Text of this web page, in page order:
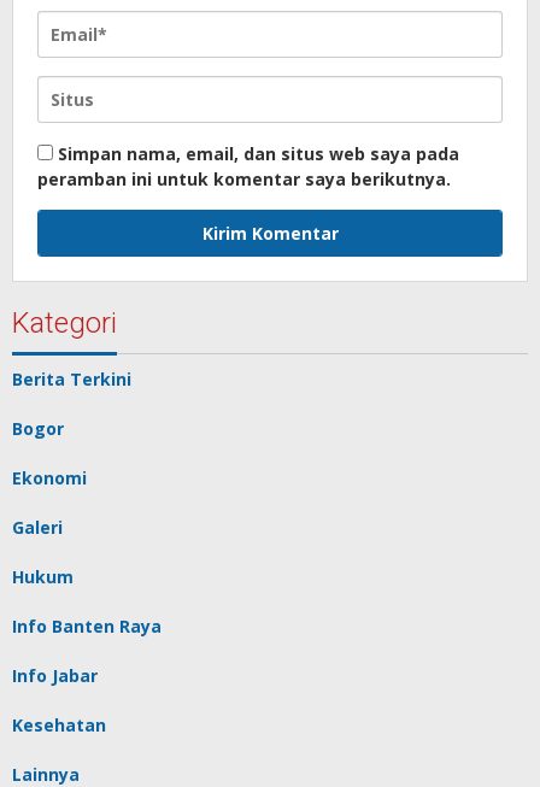
Simpan nama, email, dan situs web saya pada
peramban ini untuk komentar saya berikutnya.
Kategori
Berita Terkini
Bogor
Ekonomi
Galeri
Hukum
Info Banten Raya
Info Jabar
Kesehatan
Lainnya